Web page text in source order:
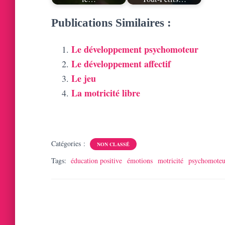
Publications Similaires :
Le développement psychomoteur
Le développement affectif
Le jeu
La motricité libre
Catégories : NON CLASSÉ
Tags: éducation positive émotions motricité